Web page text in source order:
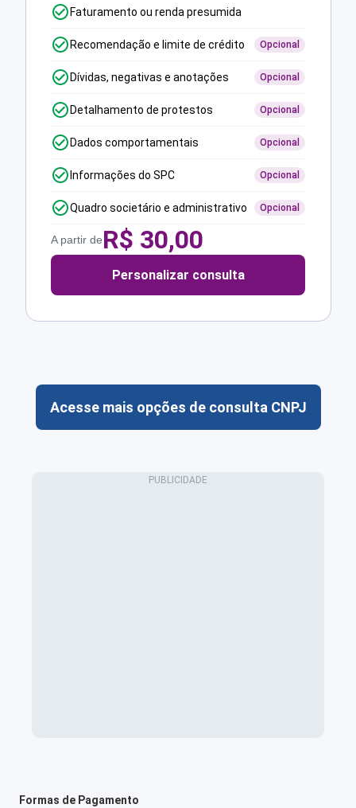
Faturamento ou renda presumida
Recomendação e limite de crédito Opcional
Dívidas, negativas e anotações Opcional
Detalhamento de protestos Opcional
Dados comportamentais Opcional
Informações do SPC Opcional
Quadro societário e administrativo Opcional
A partir deR$ 30,00
Personalizar consulta
Acesse mais opções de consulta CNPJ
Formas de Pagamento